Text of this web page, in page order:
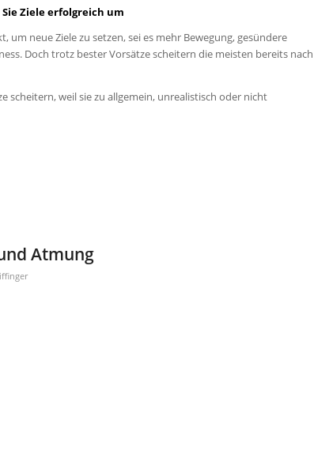
Sie Ziele erfolgreich um
um neue Ziele zu setzen, sei es mehr Bewegung, gesündere
Doch trotz bester Vorsätze scheitern die meisten bereits nach
scheitern, weil sie zu allgemein, unrealistisch oder nicht
Atmung